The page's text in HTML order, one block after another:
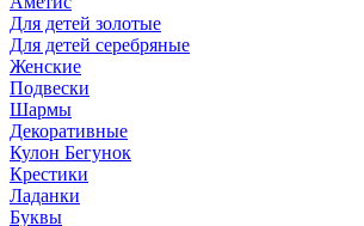
Для детей золотые
Для детей серебряные
Женские
Подвески
Шармы
Декоративные
Кулон Бегунок
Крестики
Ладанки
Буквы